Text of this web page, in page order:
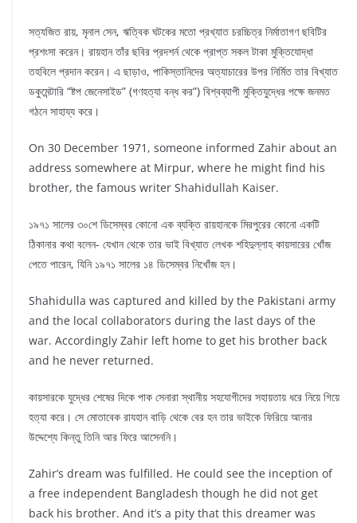
সত্যজিত রায়, মৃনাল সেন, ঋত্বিক ঘটকের মতো প্রখ্যাত চরচ্চিত্র নির্মাতাগণ ছবিটির
প্রশংসা করেন। রায়হান তাঁর ছবির প্রদশর্ন থেকে প্রাপ্ত সকল টাকা মুক্তিযোদ্ধা
তহবিলে প্রদান করেন। এ ছাড়াও, পাকিস্তানিদের অত্যাচারের উপর নির্মিত তার বিখ্যাত
ডকুমেন্টারি “ষ্টপ জেনেসাইড” (গণহত্যা বন্ধ কর”) বিশ্বব্যাপী মুক্তিযুদ্ধের পক্ষে জনমত
গঠনে সাহায্য করে।
On 30 December 1971, someone informed Zahir about an
address somewhere at Mirpur, where he might find his
brother, the famous writer Shahidullah Kaiser.
১৯৭১ সালের ৩০শে ডিসেম্বর কোনো এক ব্যক্তি রায়হানকে মিরপুরের কোনো একটি
ঠিকানার কথা বলেন- যেখান থেকে তার ভাই বিখ্যাত লেখক শহিদুল্লাহ কায়সারের খোঁজ
পেতে পারেন, যিনি ১৯৭১ সালের ১৪ ডিসেম্বর নিখোঁজ হন।
Shahidulla was captured and killed by the Pakistani army
and the local collaborators during the last days of the
war. Accordingly Zahir left home to get his brother back
and he never returned.
কায়সারকে যুদ্ধের শেষের দিকে পাক সেনারা স্থানীয় সহযোগীদের সহায়তায় ধরে নিয়ে গিয়ে
হত্যা করে। সে মোতাবেক রাযহান বাড়ি থেকে বের হন তার ভাইকে ফিরিয়ে আনার
উদ্দেশ্যে কিন্তু তিনি আর ফিরে আসেননি।
Zahir’s dream was fulfilled. He could see the inception of
a free independent Bangladesh though he did not get
back his brother. And it’s a pity that this dreamer was